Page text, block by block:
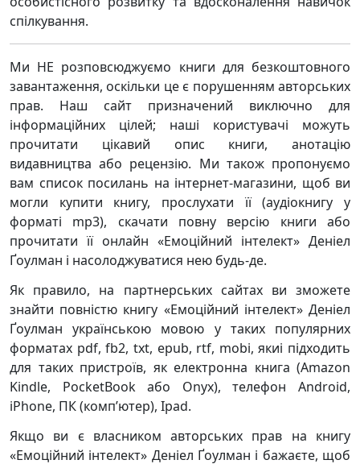
спілкування.
Ми НЕ розповсюджуємо книги для безкоштовного
завантаження, оскільки це є порушенням авторських
прав. Наш сайт призначений виключно для
інформаційних цілей; наші користувачі можуть
прочитати цікавий опис книги, анотацію
видавництва або рецензію. Ми також пропонуємо
вам список посилань на інтернет-магазини, щоб ви
могли купити книгу, прослухати її (аудіокнигу у
форматі mp3), скачати повну версію книги або
прочитати її онлайн «Емоційний інтелект» Денiел
Ґоулман і насолоджуватися нею будь-де.
Як правило, на партнерських сайтах ви зможете
знайти повністю книгу «Емоційний інтелект» Денiел
Ґоулман українською мовою у таких популярних
форматах pdf, fb2, txt, epub, rtf, mobi, якиі підходить
для таких пристроїв, як електронна книга (Amazon
Kindle, PocketBook або Onyx), телефон Android,
iPhone, ПК (комп’ютер), Ipad.
Якщо ви є власником авторських прав на книгу
«Емоційний інтелект» Денiел Ґоулман і бажаєте, щоб